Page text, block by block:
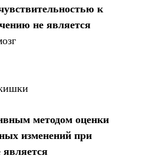
к
не является
методом оценки
изменений при
является